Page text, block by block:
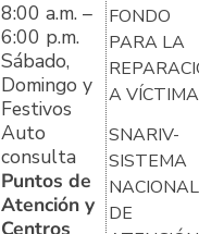
8:00 a.m. –
6:00 p.m.
Sábado,
Domingo y
Festivos
Auto
consulta
Puntos de
Atención y
FONDO
PARA LA
A
SNARIV-
SISTEMA
NACIONAL
DE